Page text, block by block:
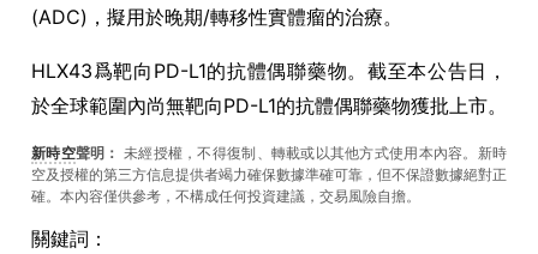
(ADC)，擬用於晚期/轉移性實體瘤的治療。
HLX43爲靶向PD-L1的抗體偶聯藥物。截至本公告日，
於全球範圍內尚無靶向PD-L1的抗體偶聯藥物獲批上市。
新時空聲明： 未經授權，不得復制、轉載或以其他方式使用本內容。新時
空及授權的第三方信息提供者竭力確保數據準確可靠，但不保證數據絕對正
確。本內容僅供參考，不構成任何投資建議，交易風險自擔。
關鍵詞：